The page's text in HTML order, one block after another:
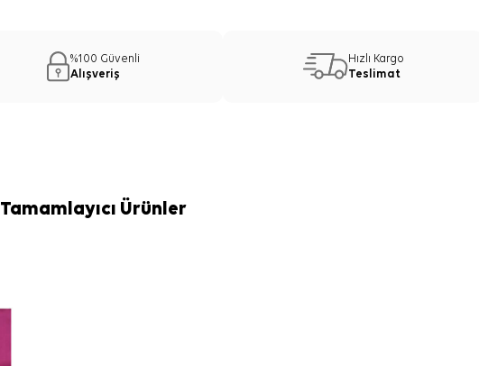
%100 Güvenli
Alışveriş
Hızlı Kargo
Teslimat
Tamamlayıcı Ürünler